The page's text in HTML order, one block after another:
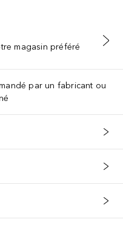
magasin préféré
par un fabricant ou